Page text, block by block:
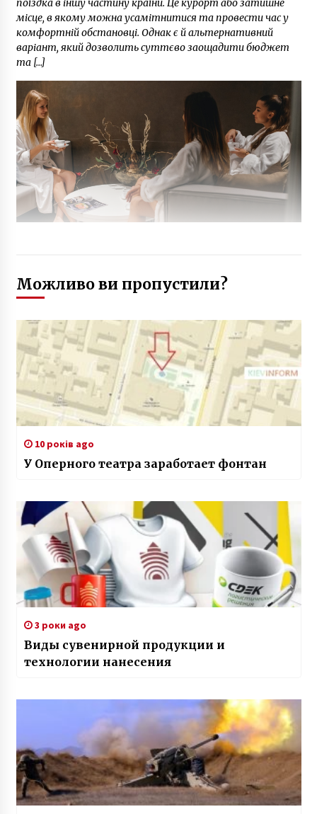
поїздка в іншу частину країни. Це курорт або затишне
місце, в якому можна усамітнитися та провести час у
комфортній обстановці. Однак є й альтернативний
варіант, який дозволить суттєво заощадити бюджет
та […]
Можливо ви пропустили?
10 років ago
У Оперного театра заработает фонтан
3 роки ago
Виды сувенирной продукции и
технологии нанесения